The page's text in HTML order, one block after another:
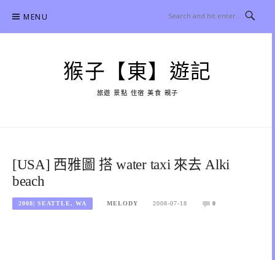
content
MENU
猴子【東】遊記
旅遊 景點 住宿 美食 親子
[USA] 西雅圖 搭 water taxi 來去 Alki
beach
2008| SEATTLE, WA MELODY 2008-07-18 0